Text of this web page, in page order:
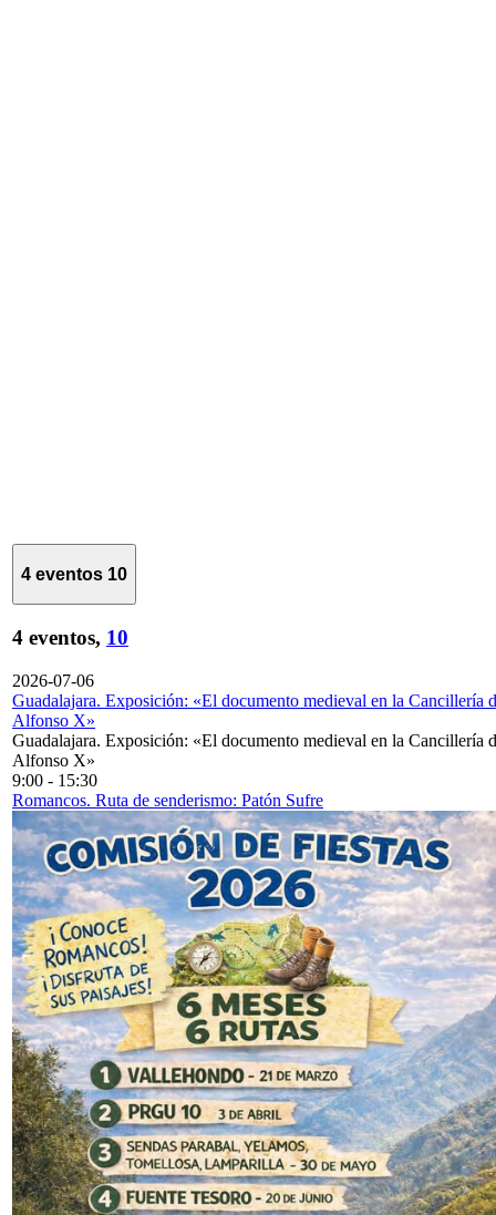
4 eventos 10
4 eventos, 10
2026-07-06
Guadalajara. Exposición: «El documento medieval en la Cancillería
Alfonso X»
Guadalajara. Exposición: «El documento medieval en la Cancillería
Alfonso X»
9:00 - 15:30
Romancos. Ruta de senderismo: Patón Sufre